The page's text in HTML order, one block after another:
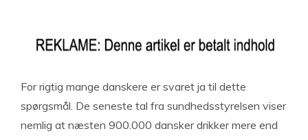
For rigtig mange danskere er svaret ja til dette
spørgsmål. De seneste tal fra sundhedsstyrelsen viser
nemlig at næsten 900.000 dansker drikker mere end